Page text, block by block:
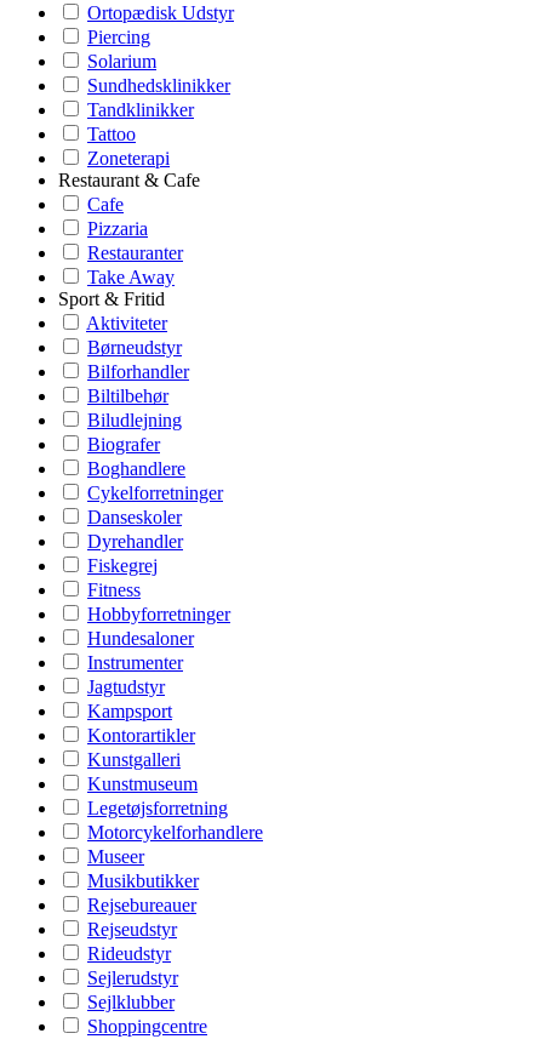
Ortopædisk Udstyr
Piercing
Solarium
Sundhedsklinikker
Tandklinikker
Tattoo
Zoneterapi
Restaurant & Cafe
Cafe
Pizzaria
Restauranter
Take Away
Sport & Fritid
Aktiviteter
Børneudstyr
Bilforhandler
Biltilbehør
Biludlejning
Biografer
Boghandlere
Cykelforretninger
Danseskoler
Dyrehandler
Fiskegrej
Fitness
Hobbyforretninger
Hundesaloner
Instrumenter
Jagtudstyr
Kampsport
Kontorartikler
Kunstgalleri
Kunstmuseum
Legetøjsforretning
Motorcykelforhandlere
Museer
Musikbutikker
Rejsebureauer
Rejseudstyr
Rideudstyr
Sejlerudstyr
Sejlklubber
Shoppingcentre